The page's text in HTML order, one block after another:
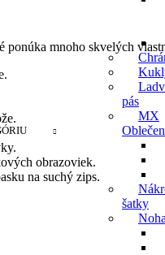
pás
MX
šatky
ponúka mnoho skvelých
obrazoviek.
na suchý zips.